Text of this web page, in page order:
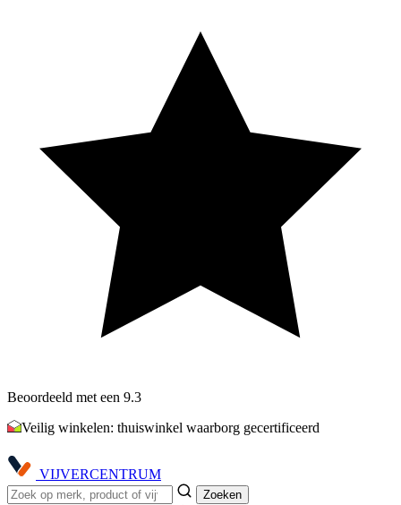
Beoordeeld met een 9.3
Veilig winkelen: thuiswinkel waarborg gecertificeerd
VIJVERCENTRUM
Zoeken